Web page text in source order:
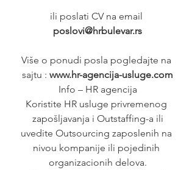
ili poslati CV na email
poslovi@hrbulevar.rs
Više o ponudi posla pogledajte na
sajtu : www.hr-agencija-usluge.com
Info – HR agencija
Koristite HR usluge privremenog
zapošljavanja i Outstaffing-a ili
uvedite Outsourcing zaposlenih na
nivou kompanije ili pojedinih
organizacionih delova.